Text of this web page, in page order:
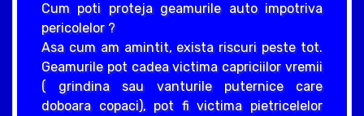
Cum poti proteja geamurile auto impotriva
pericolelor ?
Asa cum am amintit, exista riscuri peste tot.
Geamurile pot cadea victima capriciilor vremii
( grindina sau vanturile puternice care
doboara copaci), pot fi victima pietricelelor